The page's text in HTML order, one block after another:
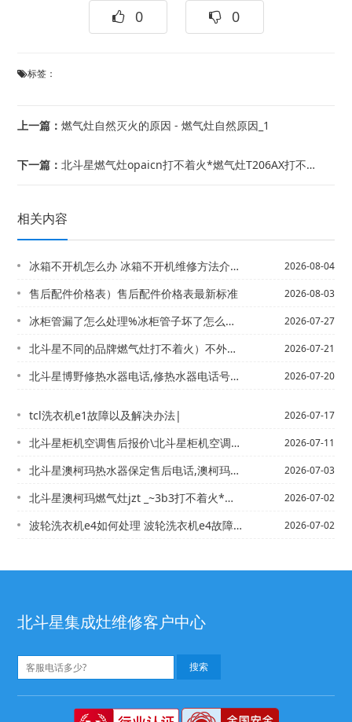
0 0
标签：
上一篇：燃气灶自然灭火的原因 - 燃气灶自然原因_1
下一篇：北斗星燃气灶opaicn打不着火*燃气灶T206AX打不着火
相关内容
冰箱不开机怎么办 冰箱不开机维修方法介绍*冰箱不冷冻了是怎么回事 2026-08-04
售后配件价格表）售后配件价格表最新标准 2026-08-03
冰柜管漏了怎么处理%冰柜管子坏了怎么处理 2026-07-27
北斗星不同的品牌燃气灶打不着火）不外漏燃气灶打不着火 2026-07-21
北斗星博野修热水器电话,修热水器电话号码{博艺燃气灶有气打不着火 2026-07-20
tcl洗衣机e1故障以及解决办法| 2026-07-17
北斗星柜机空调售后报价\北斗星柜机空调售后报价表官方发布 2026-07-11
北斗星澳柯玛热水器保定售后电话,澳柯玛热水器售后维修网点|澳柯玛热水器厂电话,澳... 2026-07-03
北斗星澳柯玛燃气灶jzt _~3b3打不着火*澳柯玛燃气灶不着火 2026-07-02
波轮洗衣机e4如何处理 波轮洗衣机e4故障解决方法/波轮洗衣机的维护保养 清洗波... 2026-07-02
北斗星集成灶维修客户中心